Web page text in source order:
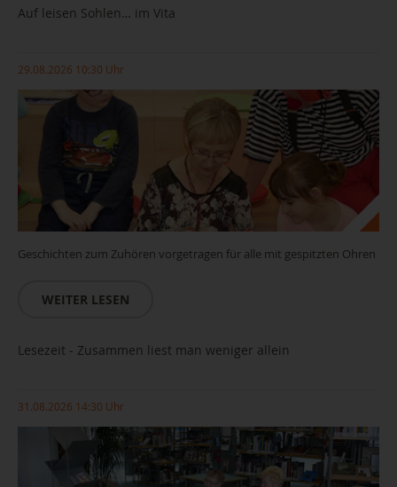
Auf leisen Sohlen… im Vita
29.08.2026 10:30 Uhr
Geschichten zum Zuhören vorgetragen für alle mit gespitzten Ohren
WEITER LESEN
Lesezeit - Zusammen liest man weniger allein
31.08.2026 14:30 Uhr